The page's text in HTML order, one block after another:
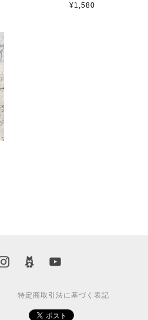
¥1,580
特定商取引法に基づく表記